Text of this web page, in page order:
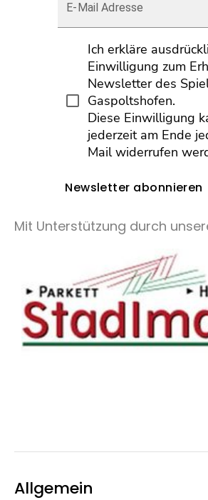
E-Mail Adresse
Ich erkläre
Einwilligung zum
Newsletter des
Gaspoltshofen.
Diese Einwilligung
jederzeit am Ende
Mail widerrufen
Newsletter abonnieren
Mit Unterstützung durch
Allgemein